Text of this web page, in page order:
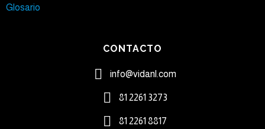
Glosario
CONTACTO
info@vidanl.com
81 2261 3273​
81 2261 8817​